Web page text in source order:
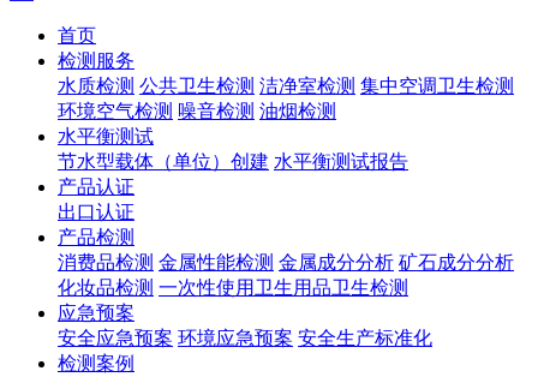
首页
检测服务
水质检测 公共卫生检测 洁净室检测 集中空调卫生检测
环境空气检测 噪音检测 油烟检测
水平衡测试
节水型载体（单位）创建 水平衡测试报告
产品认证
出口认证
产品检测
消费品检测 金属性能检测 金属成分分析 矿石成分分析
化妆品检测 一次性使用卫生用品卫生检测
应急预案
安全应急预案 环境应急预案 安全生产标准化
检测案例